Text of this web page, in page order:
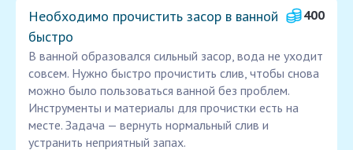
Необходимо прочистить засор в ванной
быстро
400
В ванной образовался сильный засор, вода не уходит
совсем. Нужно быстро прочистить слив, чтобы снова
можно было пользоваться ванной без проблем.
Инструменты и материалы для прочистки есть на
месте. Задача — вернуть нормальный слив и
устранить неприятный запах.